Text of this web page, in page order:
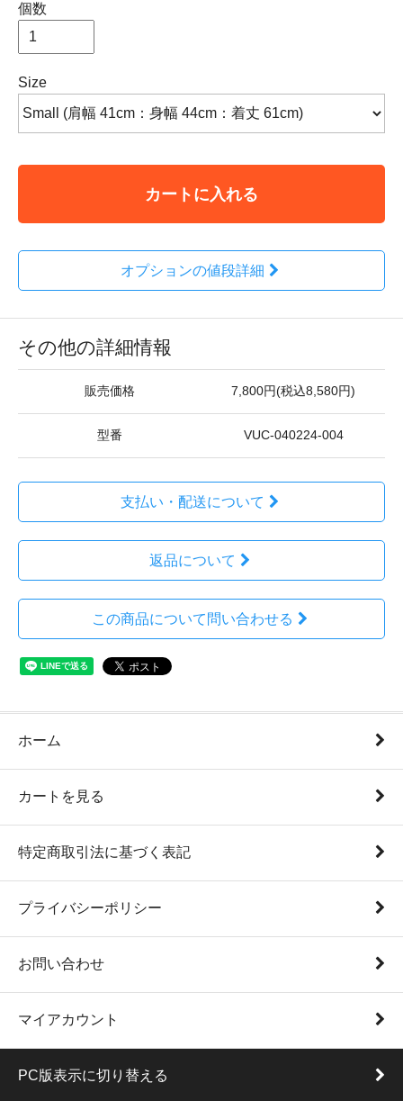
個数
Size
カートに入れる
オプションの値段詳細
その他の詳細情報
販売価格 7,800円(税込8,580円)
型番 VUC-040224-004
支払い・配送について
返品について
この商品について問い合わせる
ホーム
カートを見る
特定商取引法に基づく表記
プライバシーポリシー
お問い合わせ
マイアカウント
PC版表示に切り替える